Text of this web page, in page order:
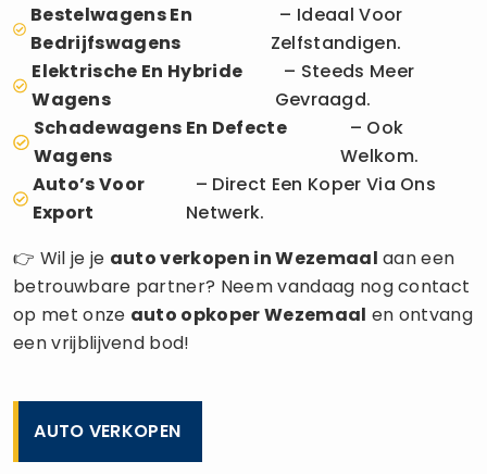
Bestelwagens En
Bedrijfswagens
– Ideaal Voor
Zelfstandigen.
Elektrische En Hybride
Wagens
– Steeds Meer
Gevraagd.
Schadewagens En Defecte
Wagens
– Ook
Welkom.
Auto’s Voor
Export
– Direct Een Koper Via Ons
Netwerk.
👉 Wil je je auto verkopen in Wezemaal aan een
betrouwbare partner? Neem vandaag nog contact
op met onze auto opkoperWezemaal en ontvang
een vrijblijvend bod!
AUTO VERKOPEN